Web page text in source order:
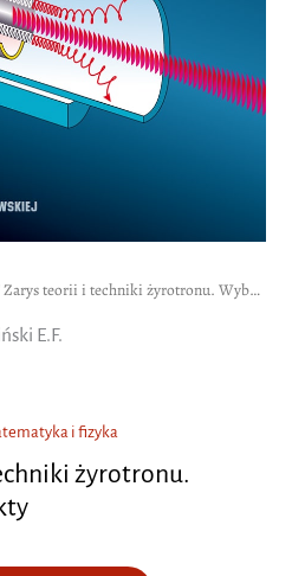
teorii i techniki żyrotronu. Wybrane aspekty
E.F.
i fizyka
żyrotronu.